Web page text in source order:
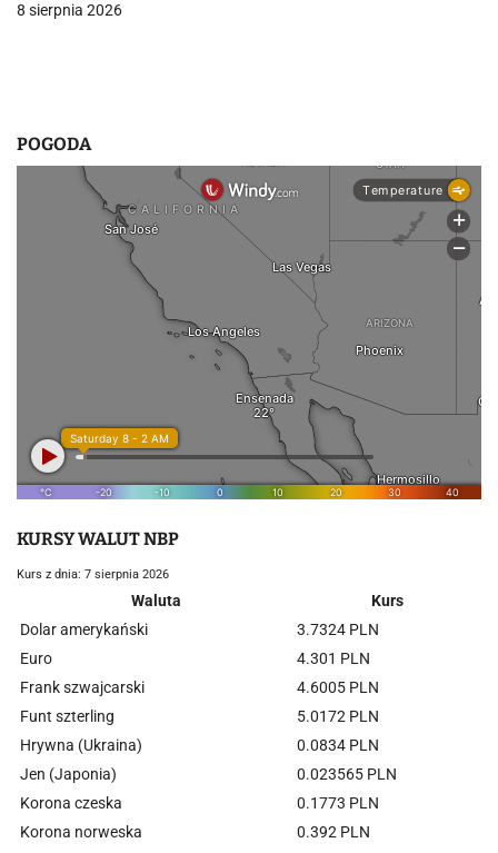
u
8 sierpnia 2026
POGODA
KURSY WALUT NBP
Kurs z dnia: 7 sierpnia 2026
Waluta
Kurs
Dolar amerykański
3.7324 PLN
Euro
4.301 PLN
Frank szwajcarski
4.6005 PLN
Funt szterling
5.0172 PLN
Hrywna (Ukraina)
0.0834 PLN
Jen (Japonia)
0.023565 PLN
Korona czeska
0.1773 PLN
Korona norweska
0.392 PLN